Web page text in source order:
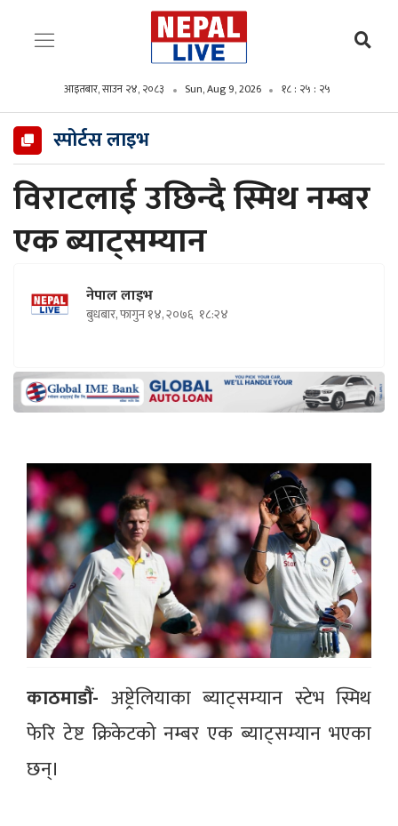
आइतबार, साउन २४, २०८३ Sun, Aug 9, 2026 १८ : २५ : २६
स्पोर्टस लाइभ
विराटलाई उछिन्दै स्मिथ नम्बर
एक ब्याट्सम्यान
नेपाल लाइभ
बुधबार, फागुन १४, २०७६ १८:२४
काठमाडौं- अष्ट्रेलियाका ब्याट्सम्यान स्टेभ स्मिथ
फेरि टेष्ट क्रिकेटको नम्बर एक ब्याट्सम्यान भएका
छन्।